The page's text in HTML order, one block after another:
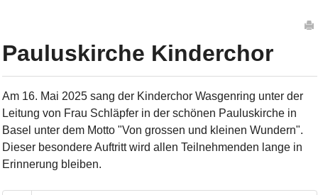
Pauluskirche Kinderchor
Am 16. Mai 2025 sang der Kinderchor Wasgenring unter der
Leitung von Frau Schläpfer in der schönen Pauluskirche in
Basel unter dem Motto "Von grossen und kleinen Wundern".
Dieser besondere Auftritt wird allen Teilnehmenden lange in
Erinnerung bleiben.